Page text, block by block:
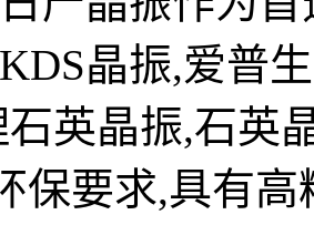
晶振,爱普
英晶振,石英
保要求,具有